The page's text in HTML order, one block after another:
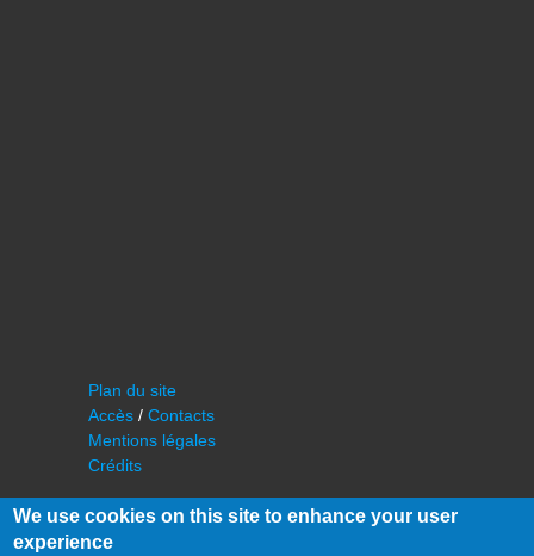
Plan du site
Accès / Contacts
Mentions légales
Crédits
We use cookies on this site to enhance your user
experience